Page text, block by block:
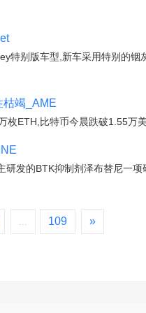
别版车型,新车采用特别的铟
竭_AME
枚ETH,比特币今晨跌破1.55万
发的BTK抑制剂泽布替尼一
109 »